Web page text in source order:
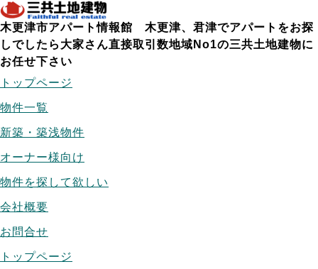
木更津市アパート情報館 木更津、君津でアパートをお探
しでしたら大家さん直接取引数地域No1の三共土地建物に
お任せ下さい
トップページ
物件一覧
新築・築浅物件
オーナー様向け
物件を探して欲しい
会社概要
お問合せ
トップページ